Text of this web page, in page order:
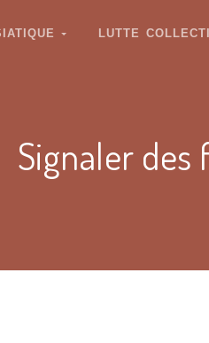
LUTTE
Signaler des